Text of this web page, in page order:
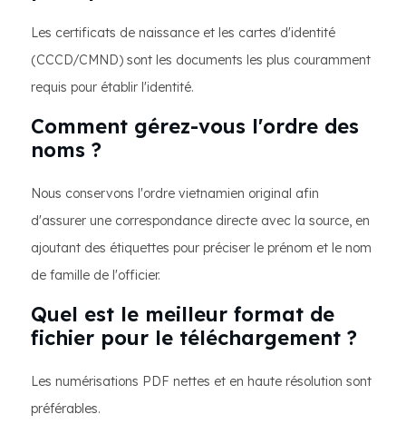
Les certificats de naissance et les cartes d'identité
(CCCD/CMND) sont les documents les plus couramment
requis pour établir l'identité.
Comment gérez-vous l'ordre des
noms ?
Nous conservons l'ordre vietnamien original afin
d'assurer une correspondance directe avec la source, en
ajoutant des étiquettes pour préciser le prénom et le nom
de famille de l'officier.
Quel est le meilleur format de
fichier pour le téléchargement ?
Les numérisations PDF nettes et en haute résolution sont
préférables.